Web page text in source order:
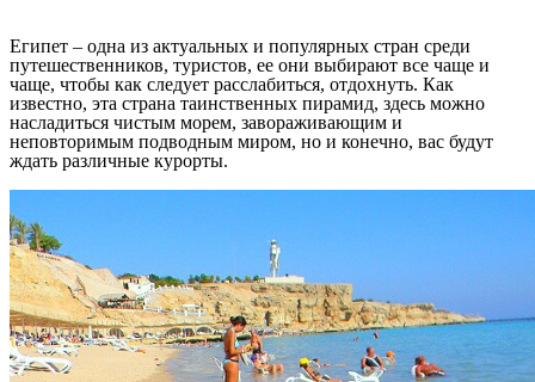
Египет – одна из актуальных и популярных стран среди
путешественников, туристов, ее они выбирают все чаще и
чаще, чтобы как следует расслабиться, отдохнуть. Как
известно, эта страна таинственных пирамид, здесь можно
насладиться чистым морем, завораживающим и
неповторимым подводным миром, но и конечно, вас будут
ждать различные курорты.